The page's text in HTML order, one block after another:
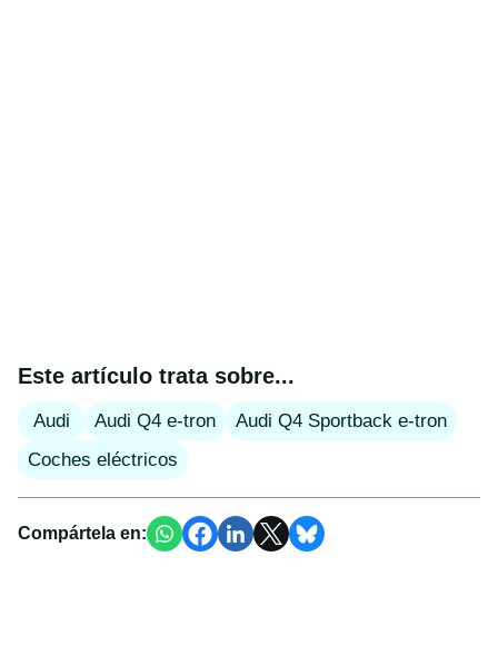
Este artículo trata sobre...
Audi Audi Q4 e-tron
Audi Q4 Sportback e-tron
Coches eléctricos
Compártela en: